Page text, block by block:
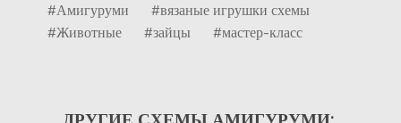
#Амигуруми
#вязаные игрушки схемы
#Животные
#зайцы #мастер-класс